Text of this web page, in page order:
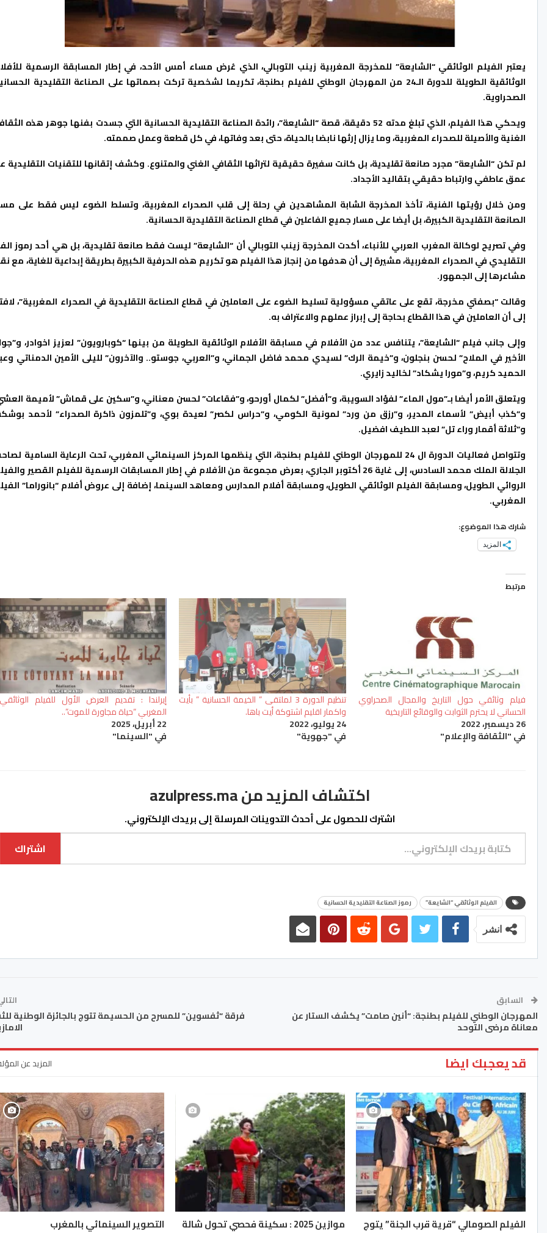
يعتبر الفيلم الوثائقي “الشايعة” للمخرجة المغربية زينب التوبالي، الذي عُرض مساء أمس الأحد، في إطار المسابقة الرسمية
الوثائقية الطويلة للدورة الـ24 من المهرجان الوطني للفيلم بطنجة، تكريما لشخصية تركت بصماتها على الصناعة التقليدية
الصحراوية.
ويحكي هذا الفيلم، الذي تبلغ مدته 52 دقيقة، قصة “الشايعة”، رائدة الصناعة التقليدية الحسانية التي جسدت بفنها جوهر هذه
الغنية والأصيلة للصحراء المغربية، وما يزال إرثها نابضا بالحياة، حتى بعد وفاتها، في كل قطعة وعمل صممته.
لم تكن “الشايعة” مجرد صانعة تقليدية، بل كانت سفيرة حقيقية لتراثها الثقافي الغني والمتنوع. وكشف إتقانها للتقنيات التقليدية
عمق عاطفي وارتباط حقيقي بتقاليد الأجداد.
ومن خلال رؤيتها الفنية، تأخذ المخرجة الشابة المشاهدين في رحلة إلى قلب الصحراء المغربية، وتسلط الضوء ليس فقط على
الصانعة التقليدية الكبيرة، بل أيضا على مسار جميع الفاعلين في قطاع الصناعة التقليدية الحسانية.
وفي تصريح لوكالة المغرب العربي للأنباء، أكدت المخرجة زينب التوبالي أن “الشايعة” ليست فقط صانعة تقليدية، بل هي أحد رموز
التقليدي في الصحراء المغربية، مشيرة إلى أن هدفها من إنجاز هذا الفيلم هو تكريم هذه الحرفية الكبيرة بطريقة إبداعية للغاية، مع
مشاعرها إلى الجمهور.
وقالت “بصفتي مخرجة، تقع على عاتقي مسؤولية تسليط الضوء على العاملين في قطاع الصناعة التقليدية في الصحراء المغربية”،
إلى أن العاملين في هذا القطاع بحاجة إلى إبراز عملهم والاعتراف به.
وإلى جانب فيلم “الشايعة”، يتنافس عدد من الأفلام في مسابقة الأفلام الوثائقية الطويلة من بينها “كوبارويون” لعزيز اخوادر،
الأخير في الملاح” لحسن بنجلون، و”خيمة الرك” لسيدي محمد فاضل الجماني، و”العربي، جوستو.. والآخرون” لليلى الأمين الدمناتي
الحميد كريم، و”مورا يشكاد” لخاليد زايري.
ويتعلق الأمر أيضا بـ”مول الماء” لفؤاد السويبة، و”أفضل” لكمال أورحو، و”فقاعات” لحسن معناني، و”سكين على قماش” لأميمة
و”كذب أبيض” لأسماء المدير، و”رزق من ورد” لمونية الكومي، و”حراس لكصر” لعيدة بوي، و”تلمزون ذاكرة الصحراء” لأحمد
و”ثلاثة أقمار وراء تل” لعبد اللطيف افضيل.
وتتواصل فعاليات الدورة ال 24 للمهرجان الوطني للفيلم بطنجة، التي ينظمها المركز السينمائي المغربي، تحت الرعاية السامية
الجلالة الملك محمد السادس، إلى غاية 26 أكتوبر الجاري، بعرض مجموعة من الأفلام في إطار المسابقات الرسمية للفيلم القصير
الروائي الطويل، ومسابقة الفيلم الوثائقي الطويل، ومسابقة أفلام المدارس ومعاهد السينما، إضافة إلى عروض أفلام “بانوراما”
المغربي.
شارك هذا الموضوع:
المزيد
مرتبط
فيلم وثائقي حول التاريخ والمجال الصحراوي
الحساني لا يحترم الثوابت والوقائع التاريخية
26 ديسمبر، 2022
في "الثقافة والإعلام"
تنظيم الدورة 3 لملتقى ” الخيمة الحسانية ” بأيت
واكمار اقليم اشتوكة أيت باها.
24 يوليو، 2022
في "جهوية"
إيرلندا : تقديم العرض الأول للفيلم الوثائقي
المغربي “حياة مجاورة للموت”..
22 أبريل، 2025
في "السينما"
اكتشاف المزيد من azulpress.ma
اشترك للحصول على أحدث التدوينات المرسلة إلى بريدك الإلكتروني.
كتابة بريدك الإلكتروني...
اشتراك
الفيلم الوثائقي “الشايعة” رموز الصناعة التقليدية الحسانية
انشر
السابق
المهرجان الوطني للفيلم بطنجة: “أنين صامت” يكشف الستار عن
معاناة مرضى التوحد
فرقة “ثفسوين” للمسرح من الحسيمة تتوج بالجائزة الوطنية
قد يعجبك ايضا المزيد عن
الفيلم الصومالي “قرية قرب الجنة” يتوج موازين 2025 : سكينة فحصي تحول شالة التصوير السينمائي بالمغرب